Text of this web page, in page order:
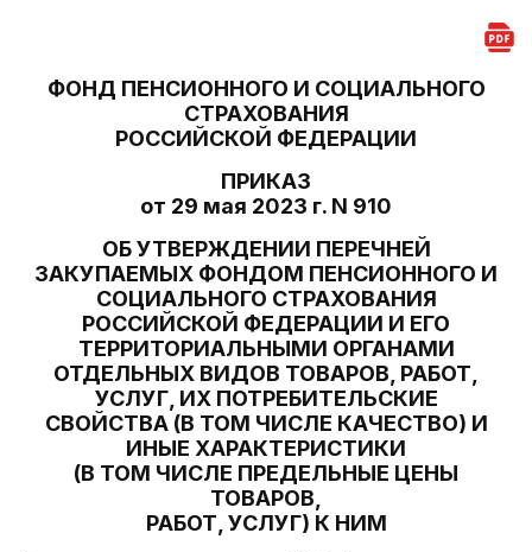
ФОНД ПЕНСИОННОГО И СОЦИАЛЬНОГО
СТРАХОВАНИЯ
РОССИЙСКОЙ ФЕДЕРАЦИИ
ПРИКАЗ
от 29 мая 2023 г. N 910
ОБ УТВЕРЖДЕНИИ ПЕРЕЧНЕЙ
ЗАКУПАЕМЫХ ФОНДОМ ПЕНСИОННОГО И
СОЦИАЛЬНОГО СТРАХОВАНИЯ
РОССИЙСКОЙ ФЕДЕРАЦИИ И ЕГО
ТЕРРИТОРИАЛЬНЫМИ ОРГАНАМИ
ОТДЕЛЬНЫХ ВИДОВ ТОВАРОВ, РАБОТ,
УСЛУГ, ИХ ПОТРЕБИТЕЛЬСКИЕ
СВОЙСТВА (В ТОМ ЧИСЛЕ КАЧЕСТВО) И
ИНЫЕ ХАРАКТЕРИСТИКИ
(В ТОМ ЧИСЛЕ ПРЕДЕЛЬНЫЕ ЦЕНЫ
ТОВАРОВ,
РАБОТ, УСЛУГ) К НИМ